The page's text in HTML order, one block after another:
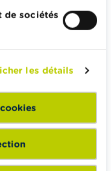
de sociétés
les détails
qu’il n’y a
vaut dès lors mieux
aux impôts, afin